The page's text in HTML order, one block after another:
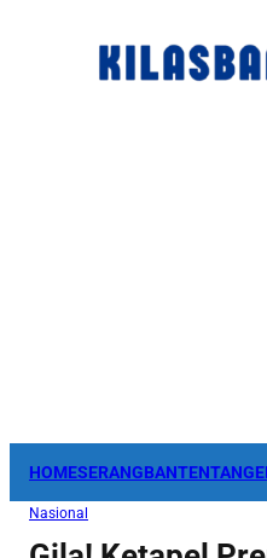
HOMESERANGBANTEN
Nasional